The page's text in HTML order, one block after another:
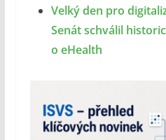
Velký den pro
Senát schválil
o eHealth